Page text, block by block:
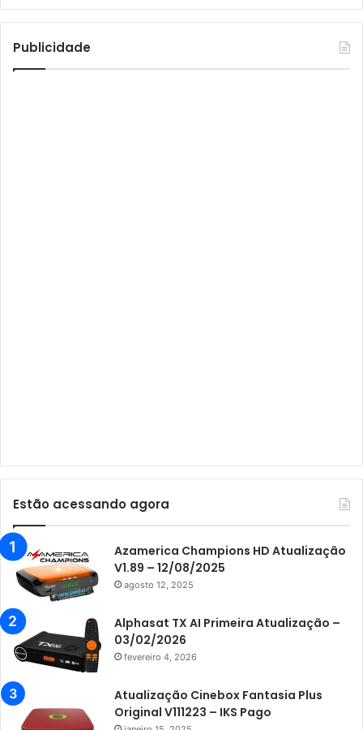
Athomics T3
Atto
AttoNet
Audisat K10 Urus
Audisat K30 Aventador
Azamerica
Azamerica Beats
Azamerica Champions
Azamerica Champions IPTV
Azamerica Extremo IPTV
Azamerica F92 Plus
Publicidade
Estão acessando agora
Azamerica Champions HD Atualização
V1.89 – 12/08/2025
agosto 12, 2025
Alphasat TX AI Primeira Atualização –
03/02/2026
fevereiro 4, 2026
Atualização Cinebox Fantasia Plus
Original V111223 – IKS Pago